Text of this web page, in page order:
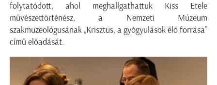
folytatódott, ahol meghallgathattuk Kiss Etele
művészettörténész, a Nemzeti Múzeum
szakmuzeológusának „Krisztus, a gyógyulások élő forrása”
című előadását.